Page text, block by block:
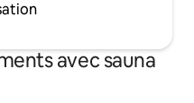
avec sauna